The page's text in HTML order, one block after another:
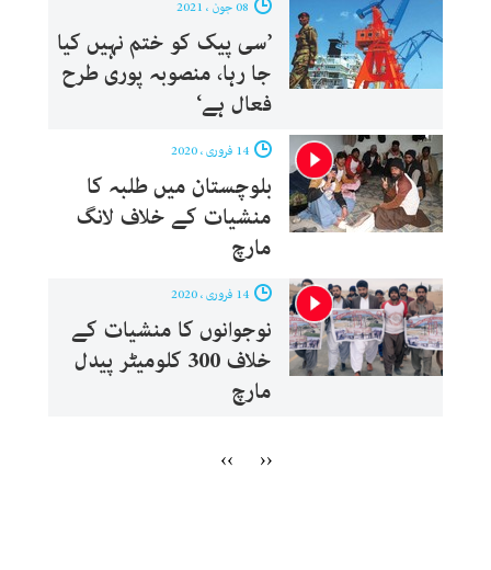
’سی پیک کو ختم نہیں کیا
جا رہا، منصوبہ پوری طرح
فعال ہے‘
بلوچستان میں طلبہ کا
منشیات کے خلاف لانگ
مارچ
نوجوانوں کا منشیات کے
خلاف 300 کلومیٹر پیدل
مارچ
‹‹
››